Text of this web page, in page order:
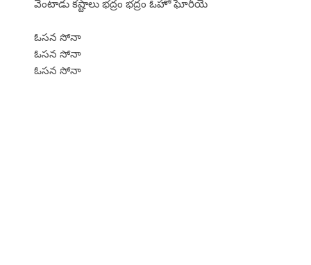
వెంటాడు కష్టాలు భద్రం భద్రం ఓహో ఘోరీయే
ఓసన సోనా
ఓసన సోనా
ఓసన సోనా